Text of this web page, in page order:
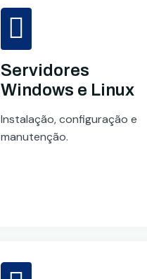
Servidores
Windows e Linux
Instalação, configuração e
manutenção.